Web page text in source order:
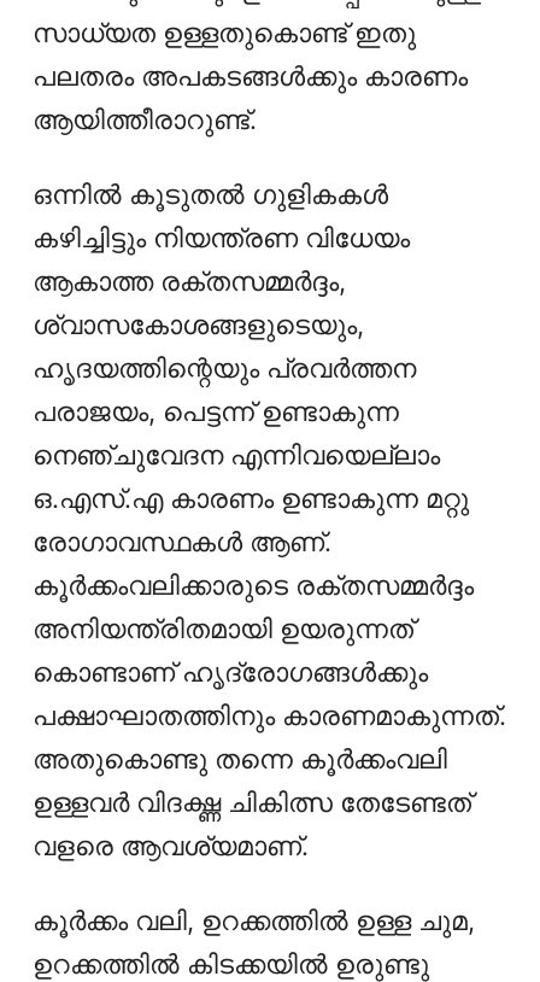
സാധ്യത ഉള്ളതുകൊണ്ട് ഇതു
പലതരം അപകടങ്ങള്‍ക്കും കാരണം
ആയിത്തീരാറുണ്ട്.
ഒന്നിൽ കൂടുതൽ ഗുളികകൾ
കഴിച്ചിട്ടും നിയന്ത്രണ വിധേയം
ആകാത്ത രക്തസമ്മര്‍ദ്ദം,
ശ്വാസകോശങ്ങളുടെയും,
ഹൃദയത്തിന്റെയും പ്രവര്‍ത്തന
പരാജയം, പെട്ടന്ന് ഉണ്ടാകുന്ന
നെഞ്ചുവേദന എന്നിവയെല്ലാം
ഒ.എസ്‌.എ കാരണം ഉണ്ടാകുന്ന മറ്റു
രോഗാവസ്ഥകൾ ആണ്.
കൂർക്കംവലിക്കാരുടെ രക്തസമ്മർദ്ദം
അനിയന്ത്രിതമായി ഉയരുന്നത്
കൊണ്ടാണ് ഹൃദ്രോഗങ്ങൾക്കും
പക്ഷാഘാതത്തിനും കാരണമാകുന്നത്.
അതുകൊണ്ടു തന്നെ കൂർക്കംവലി
ഉള്ളവർ വിദഗ്ദ്ധ ചികിത്സ തേടേണ്ടത്
വളരെ ആവശ്യമാണ്.
കൂർക്കം വലി, ഉറക്കത്തിൽ ഉള്ള ചുമ,
ഉറക്കത്തിൽ കിടക്കയിൽ ഉരുണ്ടു